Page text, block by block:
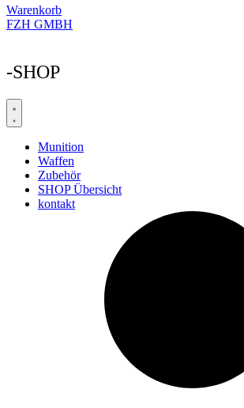
Warenkorb
FZH GMBH
-SHOP
Munition
Waffen
Zubehör
SHOP Übersicht
kontakt